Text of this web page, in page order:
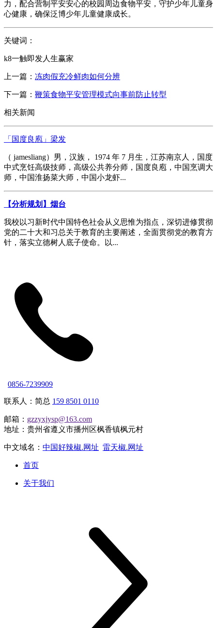
力，配合营制平安安心的校园周边食物平安，守护少年儿童身
心健康，确保泛博少年儿童健康成长。
关键词：
k8一触即发人生赢家
上一篇： 冻肉假充冷鲜肉如何分辨
下一篇： 鞭策食物平安管理模式向事前防止转型
相关新闻
「国度良庖」梁发
（ jamesliang）男，汉族， 1974 年 7 月生，江苏南京人，国度
中式烹饪高级技师，高级公共养分师，国度良庖，中国烹调大
师，中国淮扬菜大师，中国小龙虾...
【分析规划】烟台
我校以习新时代中国特色社会从义思惟为指点，深切进修贯彻
党的二十大和习总关于教育的主要阐述，全面贯彻党的教育方
针，落实立德树人底子使命。以...
0856-7239909
联系人：简总 159 8501 0110
邮箱： gzzyxjysp@163.com
地址：贵州省遵义市播州区枫香镇枫元村
中文域名： 中国好辣椒.网址 雷天椒.网址
首页
关于我们